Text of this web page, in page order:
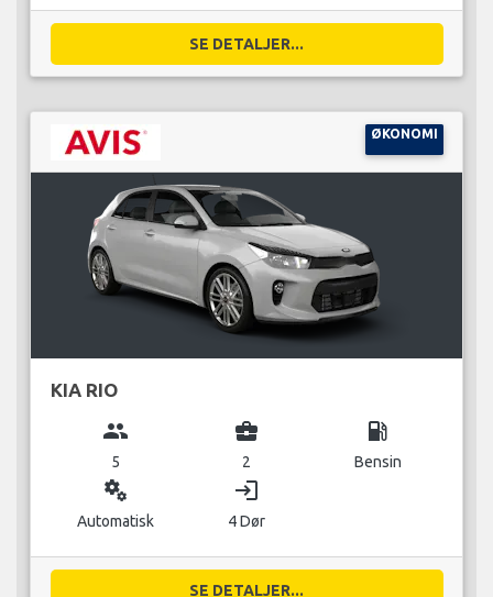
SE DETALJER...
ØKONOMI
KIA RIO
group
5
business_center
2
local_gas_station
Bensin
miscellaneous_services
Automatisk
login
4 Dør
SE DETALJER...